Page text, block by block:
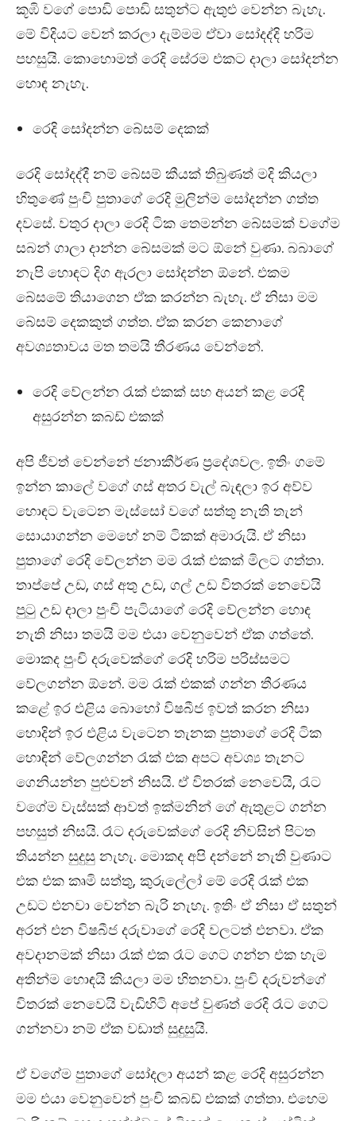
කූඹි වගේ පොඩි පොඩි සතුන්ට ඇතුළු වෙන්න බැහැ.
මේ විදියට වෙන් කරලා දැම්මම ඒවා සෝදද්දි හරිම
පහසුයි. කොහොමත් රෙදි සේරම එකට දාලා සෝදන්න
හොඳ නැහැ.
රෙදි සෝදන්න බේසම් දෙකක්
රෙදි සෝදද්දී නම් බේසම් කීයක් තිබුණත් මදි කියලා
හිතුණේ පුංචි පුතාගේ ‍රෙදි මුලින්ම සෝදන්න ගත්ත
දවසේ. වතුර දාලා රෙදි ටික තෙමන්න බේසමක් වගේම
සබන් ගාලා දාන්න බේසමක් මට ඕනේ වුණා. බබාගේ
නැපි හොඳට දිග ඇරලා සෝදන්න ඕනේ. එකම
බේසමේ තියාගෙන ඒක කරන්න බැහැ. ඒ නිසා මම
බේසම් දෙකකුත් ගත්ත. ඒක කරන කෙනාගේ
අවශ්‍යතාවය මත තමයි තීරණය වෙන්නේ.
රෙදි වේලන්න රැක් එකක් සහ අයන් කළ රෙදි
අසුරන්න කබඩ් එකක්
අපි ජීවත් වෙන්නේ ජනාකීර්ණ ප්‍රදේශවල. ඉතිං ගමේ
ඉන්න කාලේ වගේ ගස් අතර වැල් බැඳලා ඉර අව්ව
හොඳට වැටෙන මැස්සෝ වගේ සත්තු නැති තැන්
සොයාගන්න මෙහේ නම් ටිකක් අමාරුයි. ඒ නිසා
පුතාගේ රෙදි වේලන්න මම රැක් එකක් මිලට ගත්තා.
තාප්පේ උඩ, ගස් අතු උඩ, ගල් උඩ විතරක් නෙවෙයි
පුටු උඩ දාලා පුංචි පැටියාගේ රෙදි වේලන්න හොඳ
නැති නිසා තමයි මම එයා වෙනුවෙන් ඒක ගත්තේ.
මොකද පුංචි දරුවෙක්ගේ රෙදි හරිම පරිස්සමට
වේලගන්න ඕනේ. මම රැක් එකක් ගන්න තීරණය
කළේ ඉර එළිය බොහෝ විෂබීජ ඉවත් කරන නිසා
හොදින් ඉර එළිය වැටෙන තැනක පුතාගේ රෙදි ටික
හොඳින් වේලගන්න රැක් එක අපට අවශ්‍ය තැනට
ගෙනියන්න පුළුවන් නිසයි. ඒ විතරක් නෙවෙයි, රැට
වගේම වැස්සක් ආවත් ඉක්මනින් ගේ ඇතුළට ගන්න
පහසුත් නිසයි. රෑට දරුවෙක්ගේ රෙදි නිවසින් පිටත
තියන්න සුදුසු නැහැ. මොකද අපි දන්නේ නැති වුණාට
එක එක කෘමි සත්තු, කුරුල්‍ලෝ මේ රෙදි රැක් එක
උඩට එනවා වෙන්න බැරි නැහැ. ඉතිං ඒ නිසා ඒ සතුන්
අරන් එන විෂබීජ දරුවාගේ රෙදි වලටත් එනවා. ඒක
අවදානමක් නිසා රැක් එක රෑට ගෙට ගන්න එක හැම
අතින්ම හොඳයි කියලා මම හිතනවා. පුංචි දරුවන්ගේ
විතරක් නෙවෙයි වැඩිහිටි අපේ වුණත් රෙදි රෑට ගෙට
ගන්නවා නම් ඒක වඩාත් සුදුසුයි.
ඒ වගේම පුතාගේ සෝදලා අයන් කළ රෙදි අසුරන්න
මම එයා වෙනුවෙන් පුංචි කබඩ් එකක් ගත්තා. එහෙම